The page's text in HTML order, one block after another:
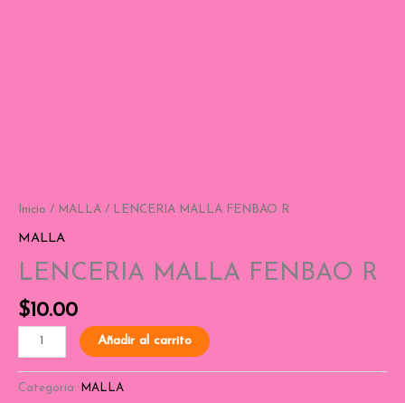
Inicio / MALLA / LENCERIA MALLA FENBAO R
MALLA
LENCERIA MALLA FENBAO R
$10.00
Añadir al carrito
Categoría: MALLA